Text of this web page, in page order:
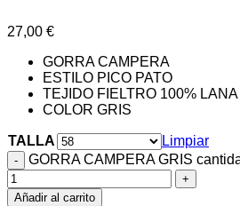
27,00 €
GORRA CAMPERA
ESTILO PICO PATO
TEJIDO FIELTRO 100% LANA
COLOR GRIS
TALLA
Limpiar
GORRA CAMPERA GRIS
Añadir al carrito